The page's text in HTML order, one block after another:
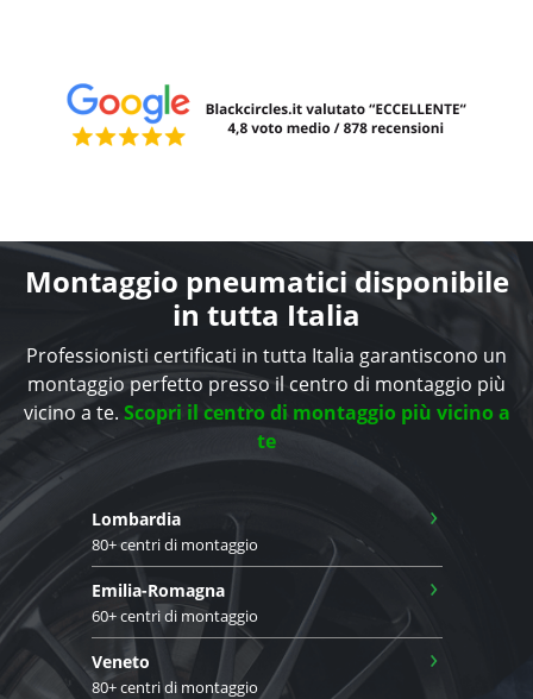
Montaggio pneumatici disponibile
in tutta Italia
Professionisti certificati in tutta Italia garantiscono un
montaggio perfetto presso il centro di montaggio più
vicino a te. Scopri il centro di montaggio più vicino a
te
Lombardia
80+ centri di montaggio
›
Emilia-Romagna
60+ centri di montaggio
›
Veneto
80+ centri di montaggio
›